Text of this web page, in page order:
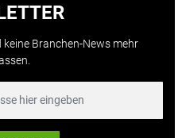
Branchen-News mehr